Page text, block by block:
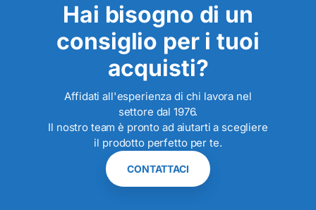
Hai bisogno di un
consiglio per i tuoi
acquisti?
Affidati all'esperienza di chi lavora nel
settore dal 1976.
Il nostro team è pronto ad aiutarti a scegliere
il prodotto perfetto per te.
CONTATTACI